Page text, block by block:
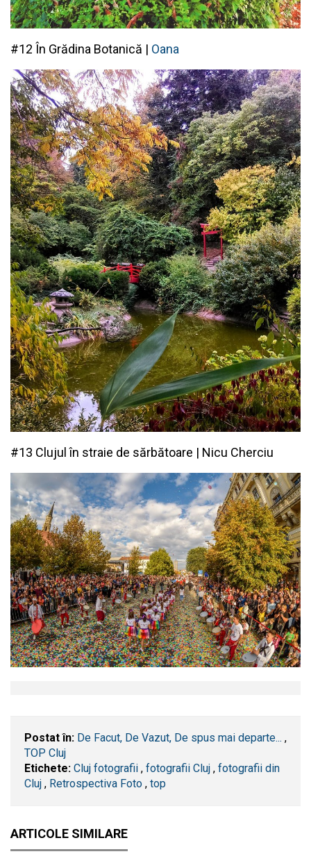
#12 În Grădina Botanică | Oana
#13 Clujul în straie de sărbătoare | Nicu Cherciu
Postat în: De Facut, De Vazut, De spus mai departe... ,
TOP Cluj
Etichete: Cluj fotografii , fotografii Cluj , fotografii din
Cluj , Retrospectiva Foto , top
ARTICOLE SIMILARE